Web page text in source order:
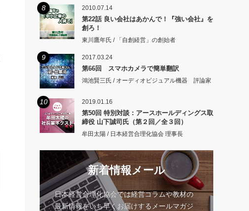
8 2010.07.14
第22話 良い会社はあかんで！『強い会社』を
創ろ！
東川鷹年氏 / 「自創経営」の創始者
9 2017.03.24
第66回 スマホカメラで簡単翻訳
鴻池賢三氏 / オーディオビジュアル機器 評論家
10 2019.01.16
第50回 特別対談：アースホールディングス取
締役 山下誠司氏（第２回／全３回）
牟田太陽 / 日本経営合理化協会 理事長
新着情報メール
日本経営合理化協会では経営コラムや教材の
最新情報をいち早くお届けするメールマガジ